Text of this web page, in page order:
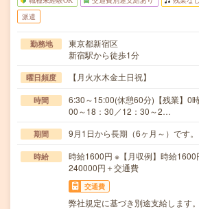
派遣
勤務地
東京都新宿区
新宿駅から徒歩1分
曜日頻度 【月火水木金土日祝】
時間
6:30～15:00(休憩60分)【残業】0
00～18：30／12：30～2…
期間 9月1日から長期（6ヶ月～）です。
時給
時給1600円 ※【月収例】時給1600
240000円＋交通費
交通費
弊社規定に基づき別途支給します。